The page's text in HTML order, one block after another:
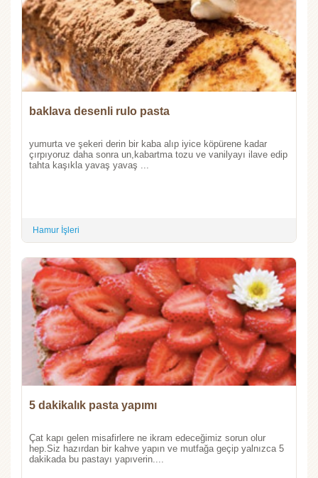
baklava desenli rulo pasta
yumurta ve şekeri derin bir kaba alıp iyice köpürene kadar
çırpıyoruz daha sonra un,kabartma tozu ve vanilyayı ilave edip
tahta kaşıkla yavaş yavaş ...
Hamur İşleri
5 dakikalık pasta yapımı
Çat kapı gelen misafirlere ne ikram edeceğimiz sorun olur
hep.Siz hazırdan bir kahve yapın ve mutfağa geçip yalnızca 5
dakikada bu pastayı yapıverin....